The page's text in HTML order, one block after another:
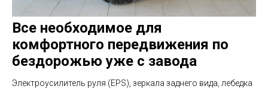
Все необходимое для
комфортного передвижения по
бездорожью уже с завода
Электроусилитель руля (EPS), зеркала заднего вида, лебедка